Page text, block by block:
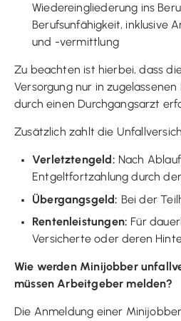
Wiedereingliederung ins
Berufsunfähigkeit, inklusive
und -vermittlung
Zu beachten ist hierbei, dass
Versorgung nur in
durch einen Durchgangsarzt
Zusätzlich zahlt die
Verletztengeld: Nach
Entgeltfortzahlung durch
Übergangsgeld: Bei der
Rentenleistungen: Für
Versicherte oder deren
Wie werden Minijobber
müssen Arbeitgeber melden?
Die Anmeldung einer